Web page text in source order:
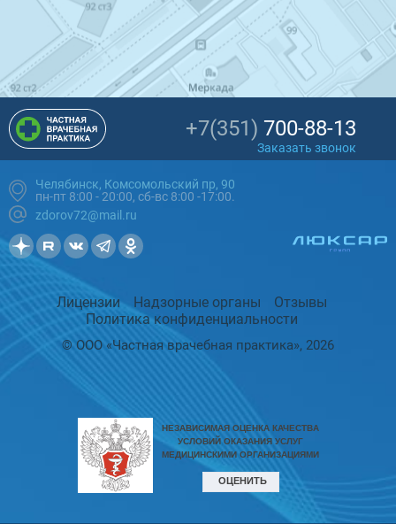
+7(351) 700-88-13
Заказать звонок
Челябинск, Комсомольский пр, 90
пн-пт 8:00 - 20:00, сб-вс 8:00 -17:00.
zdorov72@mail.ru
Лицензии Надзорные органы
Отзывы
Политика конфиденциальности
© ООО «Частная врачебная практика», 2026